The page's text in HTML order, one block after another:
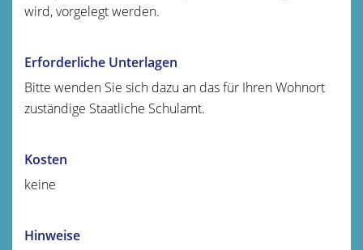
wird, vorgelegt werden.
Erforderliche Unterlagen
Bitte wenden Sie sich dazu an das für Ihren Wohnort
zuständige Staatliche Schulamt.
Kosten
keine
Hinweise